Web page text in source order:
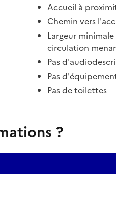
Accueil à
Chemin vers
Largeur
circulation
Pas
Pas
Pas de toilettes
?